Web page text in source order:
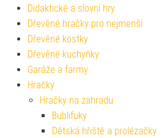
Didaktické a slovní hry
Dřevěné hračky pro nejmenší
Dřevěné kostky
Dřevěné kuchyňky
Garáže a farmy
Hračky
Hračky na zahradu
Bublifuky
Dětská hřiště a prolézačky